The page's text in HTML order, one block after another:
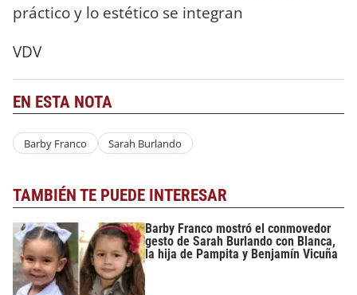
práctico y lo estético se integran
VDV
EN ESTA NOTA
Barby Franco Sarah Burlando
TAMBIÉN TE PUEDE INTERESAR
Barby Franco mostró el conmovedor
gesto de Sarah Burlando con Blanca,
la hija de Pampita y Benjamín Vicuña